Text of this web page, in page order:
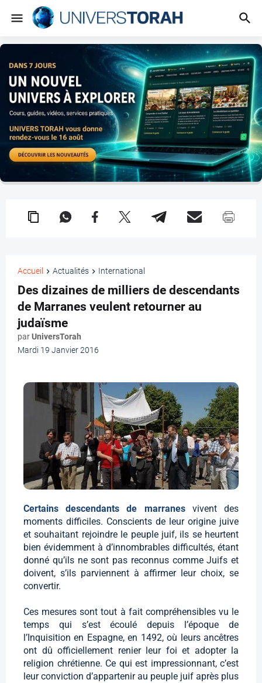
Accueil Actualités International
Des dizaines de milliers de descendants
de Marranes veulent retourner au
judaïsme
parUniversTorah
Mardi 19 Janvier 2016
Certains descendants de marranes vivent des
moments difficiles. Conscients de leur origine juive
et souhaitant rejoindre le peuple juif, ils se heurtent
bien évidemment à d’innombrables difficultés, étant
donné qu’ils ne sont pas reconnus comme Juifs et
doivent, s’ils parviennent à affirmer leur choix, se
convertir.
Ces mesures sont tout à fait compréhensibles vu le
temps qui s’est écoulé depuis l’époque de
l’Inquisition en Espagne, en 1492, où leurs ancêtres
ont dû officiellement renier leur foi et adopter la
religion chrétienne. Ce qui est impressionnant, c’est
leur conviction d’appartenir au peuple juif après plus